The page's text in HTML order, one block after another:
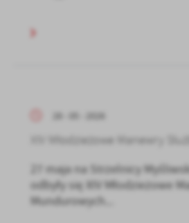
28 - 05 - 2026
XIV Młodzieżowe Manewry
27 maja na Strzelnicy
odbyły się XIV Młodzieżowe
Mundurowych...